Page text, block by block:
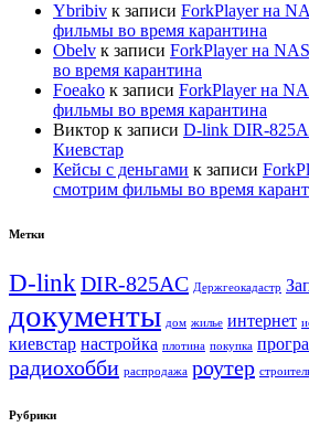
Ybribiv к записи ForkPlayer на
фильмы во время карантина
Оbelv к записи ForkPlayer на
во время карантина
Foeako к записи ForkPlayer на
фильмы во время карантина
Виктор к записи D-link DIR-
Киевстар
Кейсы с деньгами к записи
смотрим фильмы во время
Метки
D-linkDIR-825AC Держгеокадастр
документы дом жилье интернет
киевстар настройка плотина покупка
радиохобби распродажа роутер
Рубрики